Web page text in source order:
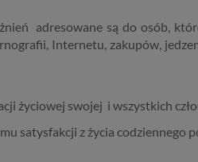
adresowane są do osób,
Internetu, zakupów,
życiowej swojej i wszystkich
satysfakcji z życia codziennego